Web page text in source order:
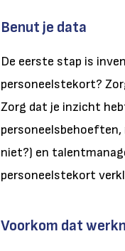
Benut je data
De eerste stap is
personeelstekort?
Zorg dat je inzicht
niet?) en
personeelstekort
Voorkom dat